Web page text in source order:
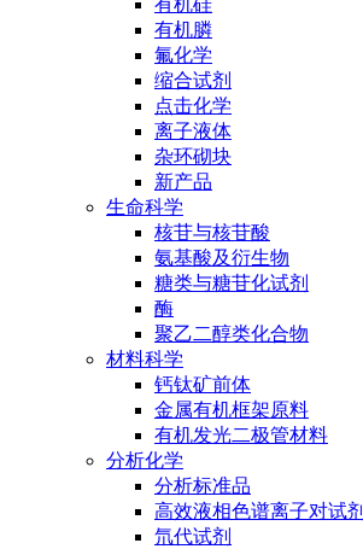
有机膦
氟化学
缩合试剂
点击化学
离子液体
杂环砌块
新产品
生命科学
核苷与核苷酸
氨基酸及衍生物
糖类与糖苷化试剂
酶
聚乙二醇类化合物
材料科学
钙钛矿前体
金属有机框架原料
有机发光二极管材料
分析化学
分析标准品
高效液相色谱离子对试剂
氘代试剂